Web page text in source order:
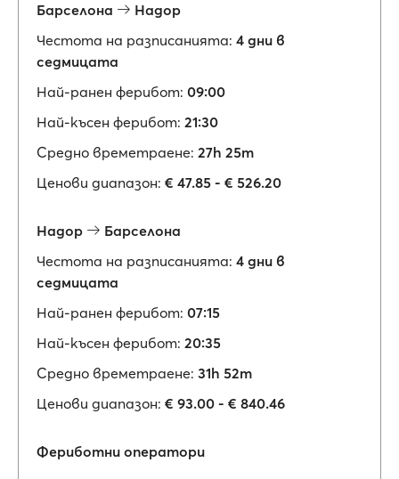
Барселона
Надор
Честота на разписанията: 4 дни в
седмицата
Най-ранен ферибот: 09:00
Най-късен ферибот: 21:30
Средно времетраене: 27h 25m
Ценови диапазон: € 47.85 - € 526.20
Надор
Барселона
Честота на разписанията: 4 дни в
седмицата
Най-ранен ферибот: 07:15
Най-късен ферибот: 20:35
Средно времетраене: 31h 52m
Ценови диапазон: € 93.00 - € 840.46
Фериботни оператори